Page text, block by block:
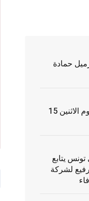
حمادة
مشيخة جامع الزيتونة: يوم الاثنين 15
يتابع
لشركة